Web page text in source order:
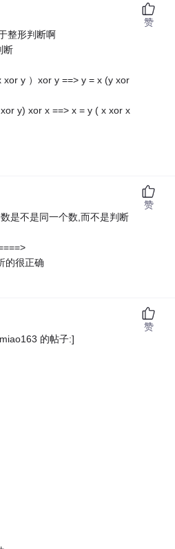
整形判断啊
断
xor y ）xor y ==> y = x (y xor
y) xor x ==> x = y ( x xor x
赞
是不是同一个数,而不是判断
的很正确
赞
的帖子:]
赞